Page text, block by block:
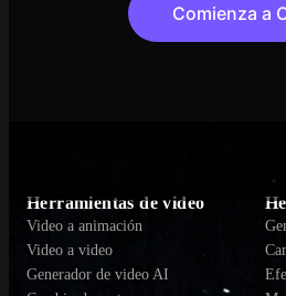
Comienza a
Herramientas de video
Video a animación
Video a video
Generador de video AI